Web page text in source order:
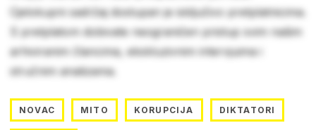
Cjelokupni sadržaj dostupan je isključivo pretplatnicima.
S pretplatom dobivate neograničen pristup svim našim
arhiviranim člancima, ekskluzivnim intervjuima i
stručnim analizama.
NOVAC MITO KORUPCIJA DIKTATORI